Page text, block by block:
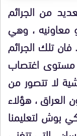
من الجرائم
معاونيه ، وهي
تلك الجرائم
مستوى اغتصاب
لا تتصور من
العراق ، هؤلاء
بوش لتعليمنا